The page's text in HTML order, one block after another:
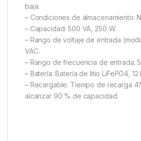
baja.
– Condiciones de almacenamiento:
– Capacidad: 500 VA, 250 W.
– Rango de voltaje de entrada
VAC.
– Rango de frecuencia de entrada:
– Batería: Batería de litio LiFePO4,
– Recargable: Tiempo de recarga
alcanzar 90 % de capacidad.